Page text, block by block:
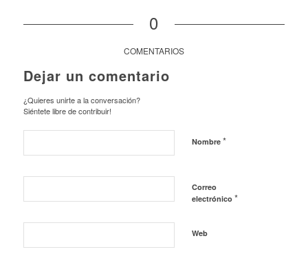
0
COMENTARIOS
Dejar un comentario
¿Quieres unirte a la conversación?
Siéntete libre de contribuir!
Nombre *
Correo
electrónico *
Web